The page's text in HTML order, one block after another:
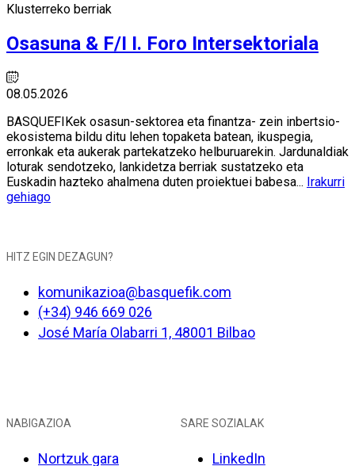
Klusterreko berriak
Osasuna & F/I I. Foro Intersektoriala
08.05.2026
BASQUEFIKek osasun-sektorea eta finantza- zein inbertsio-
ekosistema bildu ditu lehen topaketa batean, ikuspegia,
erronkak eta aukerak partekatzeko helburuarekin. Jardunaldiak
loturak sendotzeko, lankidetza berriak sustatzeko eta
Euskadin hazteko ahalmena duten proiektuei babesa... Irakurri
gehiago
HITZ EGIN DEZAGUN?
komunikazioa@basquefik.com
(+34) 946 669 026
José María Olabarri 1, 48001 Bilbao
NABIGAZIOA
Nortzuk gara
SARE SOZIALAK
LinkedIn